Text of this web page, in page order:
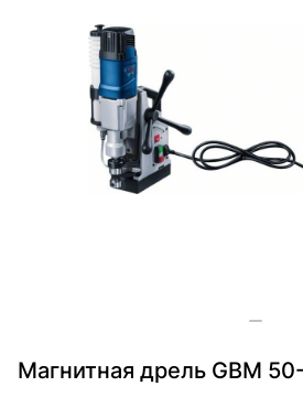
Магнитная дрель GBM